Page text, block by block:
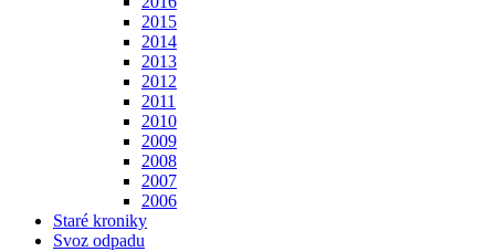
2015
2014
2013
2012
2011
2010
2009
2008
2007
2006
Staré kroniky
Svoz odpadu